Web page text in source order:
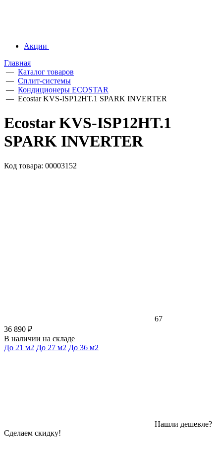
Акции
Главная
— Каталог товаров
— Сплит-системы
— Кондиционеры ECOSTAR
— Ecostar KVS-ISP12HT.1 SPARK INVERTER
Ecostar KVS-ISP12HT.1
SPARK INVERTER
Код товара: 00003152
67
36 890 ₽
В наличии на складе
До 21 м2 До 27 м2 До 36 м2
Нашли дешевле?
Сделаем скидку!